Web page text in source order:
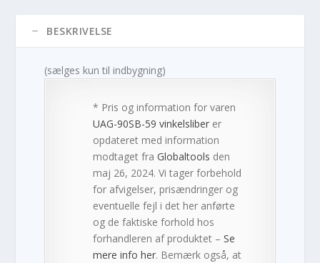
BESKRIVELSE
(sælges kun til indbygning)
* Pris og information for varen
UAG-90SB-59 vinkelsliber er
opdateret med information
modtaget fraGlobaltools den
maj 26, 2024. Vi tager forbehold
for afvigelser, prisændringer og
eventuelle fejl i det her anførte
og de faktiske forhold hos
forhandleren af produktet –Se
mere info her. Bemærk også, at